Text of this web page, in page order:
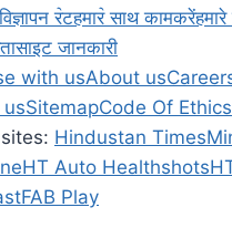
विज्ञापन र॓टहमार॓ साथ कामकरें
साइट जानकारी
with usAbout us
SitemapCode Of Ethics
Hindustan Times
HT Auto Healthshots
FAB Play